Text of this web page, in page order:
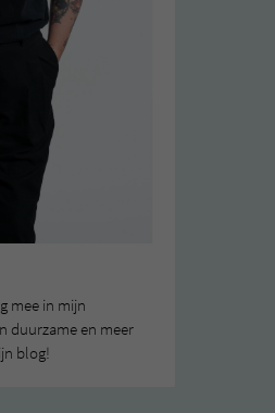
mee in mijn
duurzame en meer
blog!